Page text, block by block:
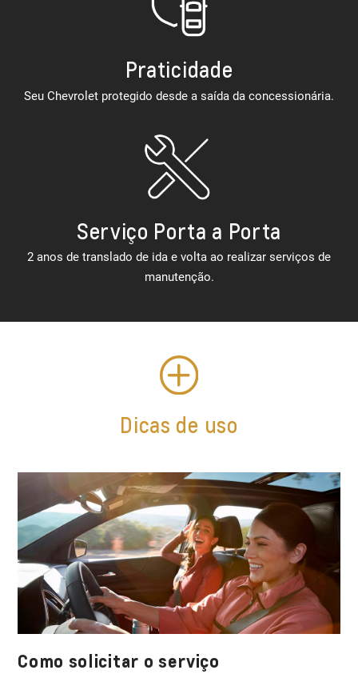
Praticidade
Seu Chevrolet protegido desde a saída da concessionária.
Serviço Porta a Porta
2 anos de translado de ida e volta ao realizar serviços de
manutenção.
Dicas de uso
Como solicitar o serviço